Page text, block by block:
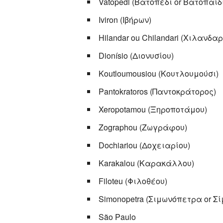
Iviron (Ιβήρων)
Hilandar ou Chilandari
Dionísio (Διονυσίου)
Koutloumousiou (Κουτλουμούσι)
Pantokratoros (Παντοκράτορος)
Xeropotamou (Ξηροποτάμου)
Zographou (Ζωγράφου)
Dochiariou (Δοχειαρίου)
Karakalou (Καρακάλλου)
Filoteu (Φιλοθέου)
Simonopetra (Σιμωνόπετρα or
São Paulo